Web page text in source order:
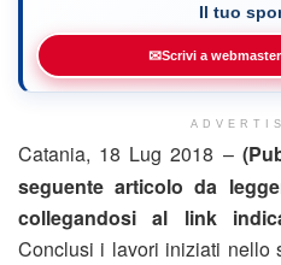
Il tuo
✉Scrivi a
Catania, 18 Lug 2018 –
seguente articolo da
collegandosi al link
Conclusi i lavori iniziati nello